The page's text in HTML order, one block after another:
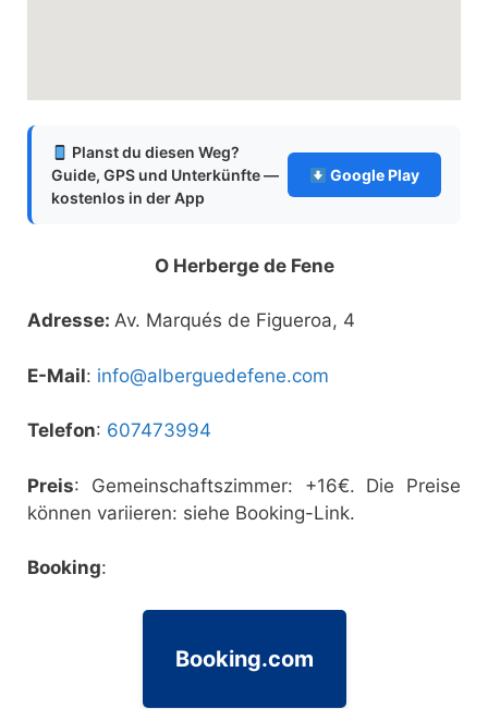
Planst du diesen Weg?
Guide, GPS und Unterkünfte —
kostenlos in der App
Google Play
O Herberge de Fene
Adresse: Av. Marqués de Figueroa, 4
E-Mail: info@alberguedefene.com
Telefon: 607473994
Preis: Gemeinschaftszimmer: +16€. Die Preise
können variieren: siehe Booking-Link.
Booking:
Booking.com